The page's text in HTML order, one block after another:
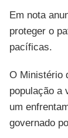
Em nota
proteger o
pacíficas.
O Ministério
população a
um
governado